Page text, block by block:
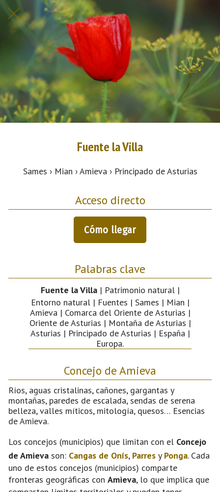
Fuente la Villa
Sames › Mian › Amieva › Principado de Asturias
Acceso directo
Cómo llegar
Palabras clave
Fuente la Villa| Patrimonio natural |
Entorno natural | Fuentes | Sames | Mian |
Amieva | Comarca del Oriente de Asturias |
Oriente de Asturias | Montaña de Asturias |
Asturias | Principado de Asturias | España |
Europa.
Concejo de Amieva
Ríos, aguas cristalinas, cañones, gargantas y
montañas, paredes de escalada, sendas de serena
belleza, valles míticos, mitología, quesos… Esencias
de Amieva.
Los concejos (municipios) que limitan con el Concejo
de Amieva son: Cangas de Onís, Parres y Ponga. Cada
uno de estos concejos (municipios) comparte
fronteras geográficas con Amieva, lo que implica que